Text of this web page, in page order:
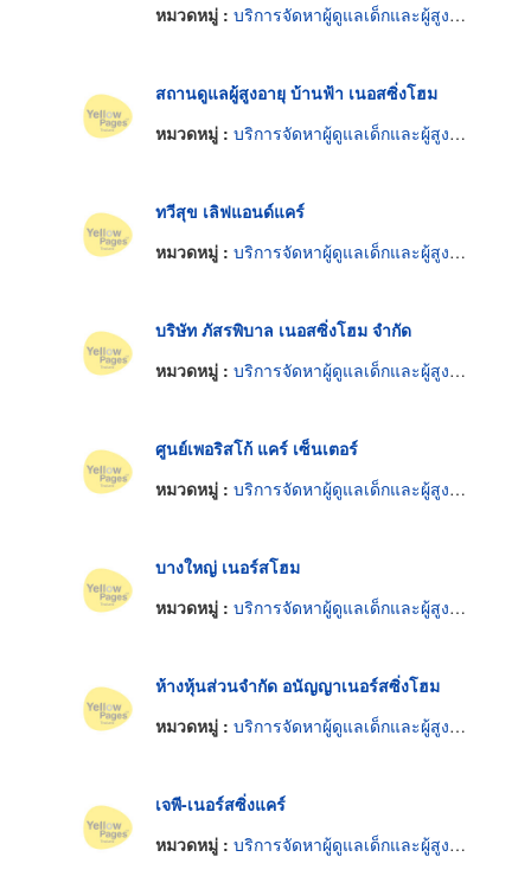
หมวดหมู่ : บริการจัดหาผู้ดูแลเด็กและผู้สูงอายุ
สถานดูแลผู้สูงอายุ บ้านฟ้า เนอสซิ่งโฮม
หมวดหมู่ : บริการจัดหาผู้ดูแลเด็กและผู้สูงอายุ
ทวีสุข เลิฟแอนด์แคร์
หมวดหมู่ : บริการจัดหาผู้ดูแลเด็กและผู้สูงอายุ
บริษัท ภัสรพิบาล เนอสซิ่งโฮม จำกัด
หมวดหมู่ : บริการจัดหาผู้ดูแลเด็กและผู้สูงอายุ
ศูนย์เพอริสโก้ แคร์ เซ็นเตอร์
หมวดหมู่ : บริการจัดหาผู้ดูแลเด็กและผู้สูงอายุ
บางใหญ่ เนอร์สโฮม
หมวดหมู่ : บริการจัดหาผู้ดูแลเด็กและผู้สูงอายุ
ห้างหุ้นส่วนจำกัด อนัญญาเนอร์สซิ่งโฮม
หมวดหมู่ : บริการจัดหาผู้ดูแลเด็กและผู้สูงอายุ
เจพี-เนอร์สซิ่งแคร์
หมวดหมู่ : บริการจัดหาผู้ดูแลเด็กและผู้สูงอายุ